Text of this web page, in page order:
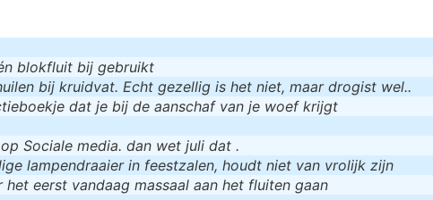
blokfluit bij gebruikt
bij kruidvat. Echt gezellig is het niet, maar drogist wel..
dat je bij de aanschaf van je woef krijgt
Sociale media. dan wet juli dat .
lampendraaier in feestzalen, houdt niet van vrolijk zijn
eerst vandaag massaal aan het fluiten gaan